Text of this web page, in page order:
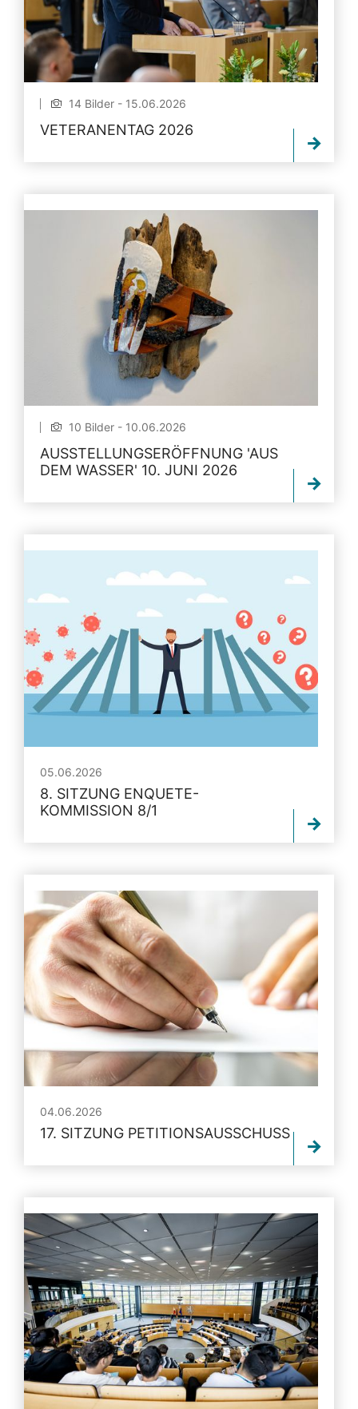
14 Bilder - 15.06.2026
VETERANENTAG 2026
10 Bilder - 10.06.2026
AUSSTELLUNGSERÖFFNUNG 'AUS
DEM WASSER' 10. JUNI 2026
05.06.2026
8. SITZUNG ENQUETE-
KOMMISSION 8/1
04.06.2026
17. SITZUNG PETITIONSAUSSCHUSS